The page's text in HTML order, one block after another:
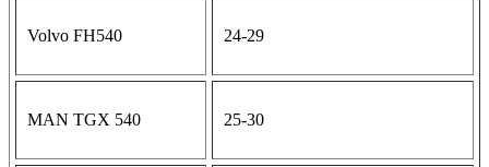
Volvo FH540 24-29
MAN TGX 540 25-30